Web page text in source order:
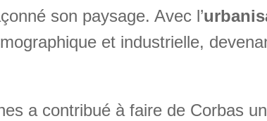
son paysage. Avec l’
et industrielle,
a contribué à faire de Corbas un